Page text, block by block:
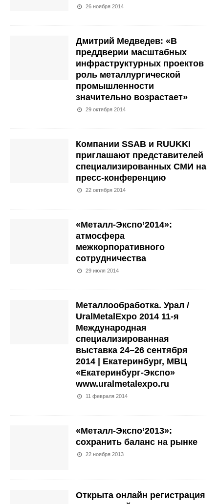
26 ноября 2014
Дмитрий Медведев: «В
преддверии масштабных
инфраструктурных проектов
роль металлургической
промышленности
значительно возрастает»
29 октября 2014
Компании SSAB и RUUKKI
приглашают представителей
специализированных СМИ на
пресс-конференцию
22 октября 2014
«Металл-Экспо’2014»:
атмосфера
межкорпоративного
сотрудничества
29 июля 2014
Металлообработка. Урал /
UralMetalExpo 2014 11-я
Международная
специализированная
выставка 24–26 сентября
2014 | Екатеринбург, МВЦ
«Екатеринбург-Экспо»
www.uralmetalexpo.ru
11 февраля 2014
«Металл-Экспо’2013»:
сохранить баланс на рынке
22 ноября 2013
Открыта онлайн регистрация